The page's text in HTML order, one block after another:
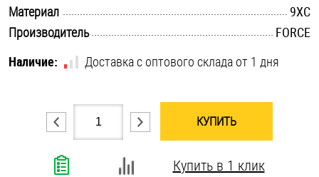
Хомуты
Шплинты
Штифты и пальцы
Материал
9ХС
Производитель
FORCE
Наличие:
Доставка с оптового склада от 1 дня
КУПИТЬ
Купить в 1 клик